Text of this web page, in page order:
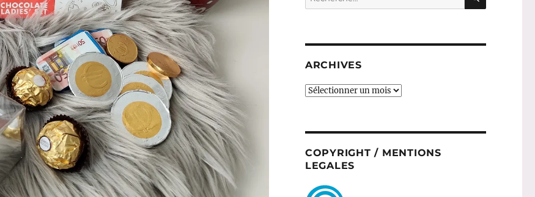
pour :
ARCHIVES
ARCHIVES
COPYRIGHT / MENTIONS
LEGALES